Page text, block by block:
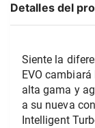
Detalles del
Siente la
EVO
alta gama y
a su nueva
Intelligent